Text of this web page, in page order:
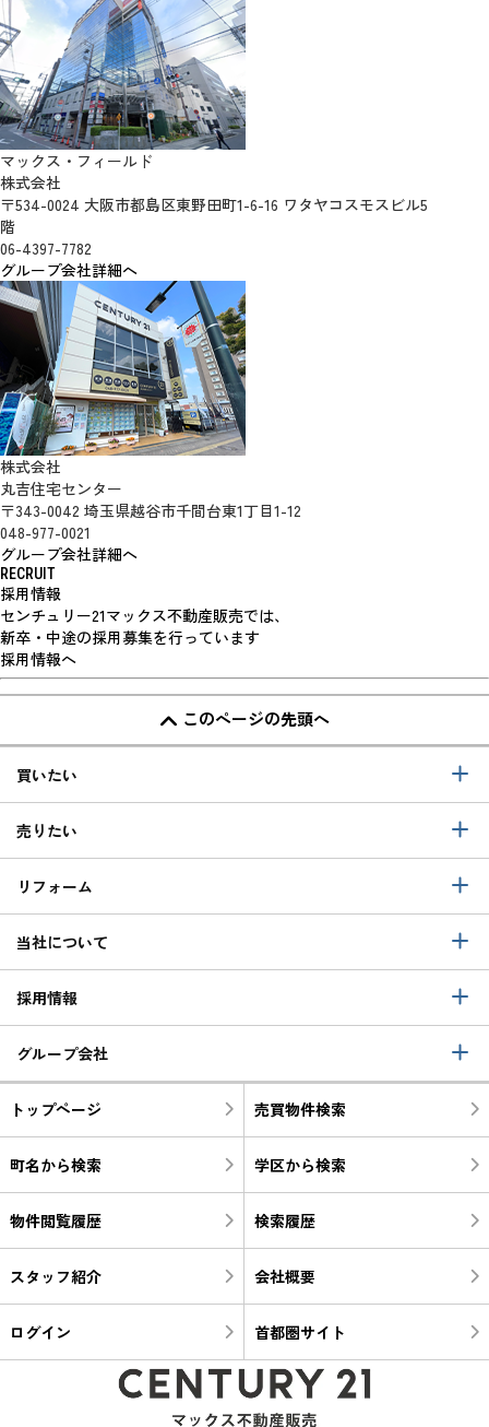
マックス・フィールド
株式会社
〒534-0024 大阪市都島区東野田町1-6-16 ワタヤコスモスビル5
階
06-4397-7782
グループ会社詳細へ
株式会社
丸吉住宅センター
〒343-0042 埼玉県越谷市千間台東1丁目1-12
048-977-0021
グループ会社詳細へ
RECRUIT
採用情報
センチュリー21マックス不動産販売では、
新卒・中途の採用募集を行っています
採用情報へ
このページの先頭へ
買いたい
売りたい
リフォーム
当社について
採用情報
グループ会社
トップページ 売買物件検索
町名から検索 学区から検索
物件閲覧履歴 検索履歴
スタッフ紹介 会社概要
ログイン 首都圏サイト